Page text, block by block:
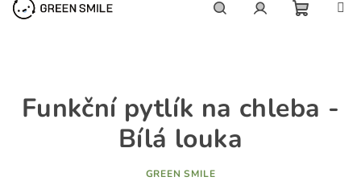
obsah
Funkční pytlík na chleba -
Bílá louka
GREEN SMILE